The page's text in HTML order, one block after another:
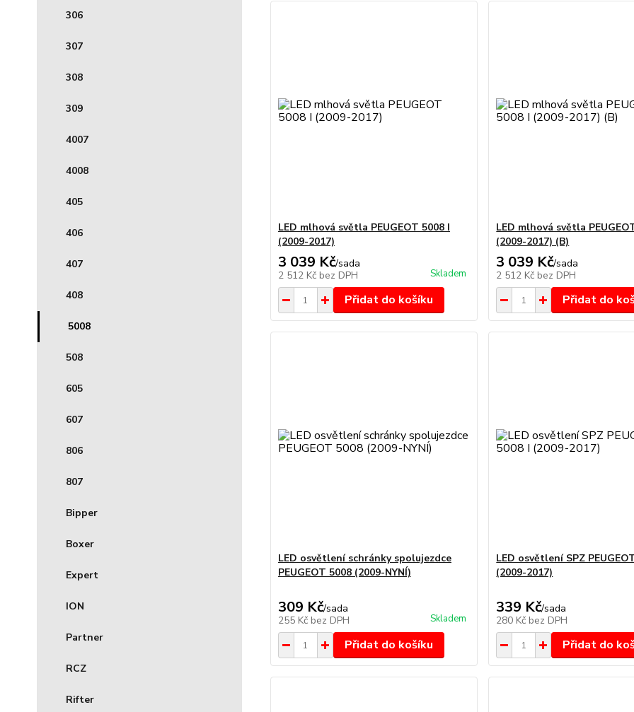
306
307
308
309
4007
4008
405
406
407
408
5008
508
605
607
806
807
Bipper
Boxer
Expert
ION
Partner
RCZ
Rifter
LED mlhová světla PEUGEOT 5008 I
(2009-2017)
3 039 Kč/sada
2 512 Kč bez DPH Skladem
Přidat do košíku
LED mlhová světla
(2009-2017) (B)
3 039 Kč/sada
2 512 Kč bez DPH
Přidat do
LED osvětlení schránky spolujezdce
PEUGEOT 5008 (2009-NYNÍ)
309 Kč/sada
255 Kč bez DPH Skladem
Přidat do košíku
LED osvětlení SPZ
(2009-2017)
339 Kč/sada
280 Kč bez DPH
Přidat do